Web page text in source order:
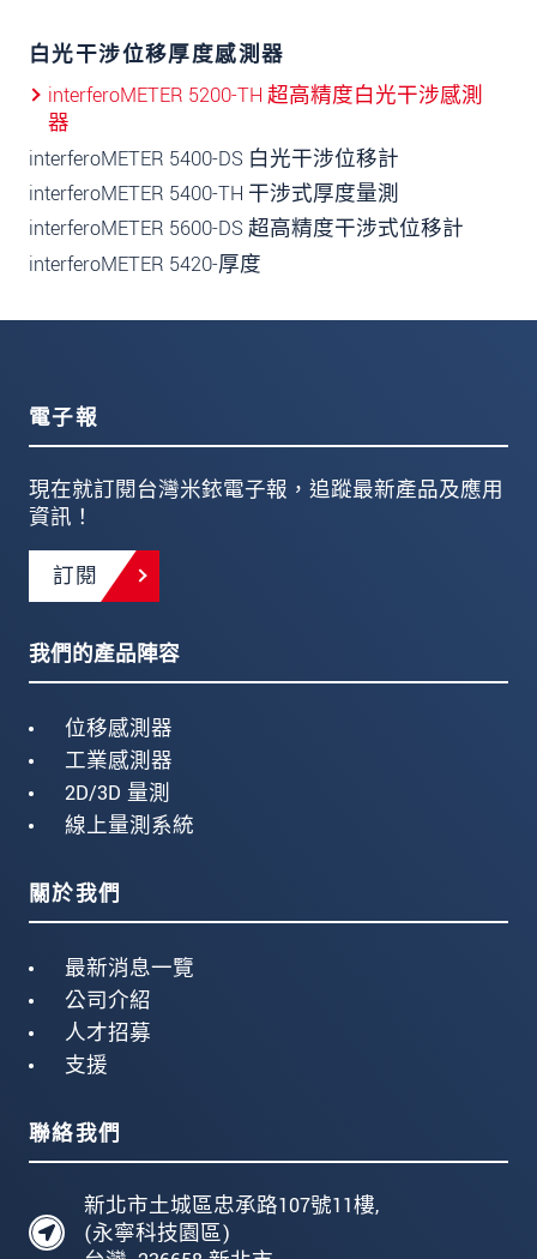
白光干涉位移厚度感測器
interferoMETER 5200-TH 超高精度白光干涉感測
器
interferoMETER 5400-DS 白光干涉位移計
interferoMETER 5400-TH 干涉式厚度量測
interferoMETER 5600-DS 超高精度干涉式位移計
interferoMETER 5420-厚度
電子報
現在就訂閱台灣米銥電子報，追蹤最新產品及應用
資訊！
訂閱
我們的產品陣容
位移感測器
工業感測器
2D/3D 量測
線上量測系統
關於我們
最新消息一覽
公司介紹
人才招募
支援
聯絡我們
新北市土城區忠承路107號11樓,
(永寧科技園區)